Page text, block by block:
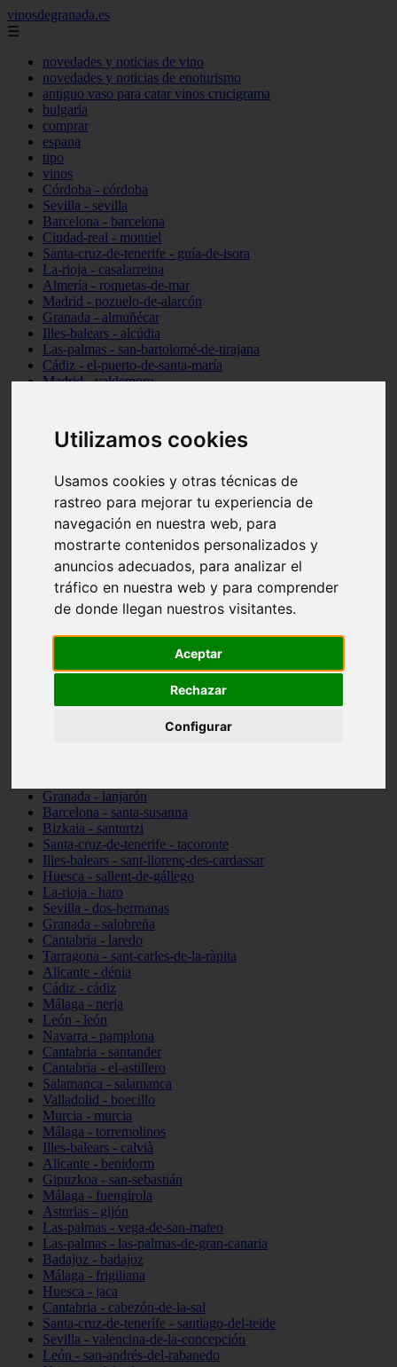
Utilizamos cookies
Usamos cookies y otras técnicas de
rastreo para mejorar tu experiencia de
navegación en nuestra web, para
mostrarte contenidos personalizados y
anuncios adecuados, para analizar el
tráfico en nuestra web y para comprender
de donde llegan nuestros visitantes.
Aceptar
Rechazar
Configurar
vinosdegranada.es
☰
novedades y noticias de vino
novedades y noticias de enoturismo
antiguo vaso para catar vinos crucigrama
bulgaria
comprar
espana
tipo
vinos
Córdoba - córdoba
Sevilla - sevilla
Barcelona - barcelona
Ciudad-real - montiel
Santa-cruz-de-tenerife - guía-de-isora
La-rioja - casalarreina
Almería - roquetas-de-mar
Madrid - pozuelo-de-alarcón
Granada - almuñécar
Illes-balears - alcúdia
Las-palmas - san-bartolomé-de-tirajana
Cádiz - el-puerto-de-santa-maría
Madrid - valdemoro
Cantabria - suances
Sevilla - bormujos
Málaga - júzcar
Huesca - alquézar
Huesca - castejón-de-sos
Lleida - alt-àneu
Córdoba - almedinilla
Navarra - zangoza
Cantabria - arenas-de-iguña
Barcelona - la-pobla-de-lillet
Murcia - cartagena
Madrid - nuevo-baztán
Granada - lanjarón
Barcelona - santa-susanna
Bizkaia - santurtzi
Santa-cruz-de-tenerife - tacoronte
Illes-balears - sant-llorenç-des-cardassar
Huesca - sallent-de-gállego
La-rioja - haro
Sevilla - dos-hermanas
Granada - salobreña
Cantabria - laredo
Tarragona - sant-carles-de-la-ràpita
Alicante - dénia
Cádiz - cádiz
Málaga - nerja
León - león
Navarra - pamplona
Cantabria - santander
Cantabria - el-astillero
Salamanca - salamanca
Valladolid - boecillo
Murcia - murcia
Málaga - torremolinos
Illes-balears - calvià
Alicante - benidorm
Gipuzkoa - san-sebastián
Málaga - fuengirola
Asturias - gijón
Las-palmas - vega-de-san-mateo
Las-palmas - las-palmas-de-gran-canaria
Badajoz - badajoz
Málaga - frigiliana
Huesca - jaca
Cantabria - cabezón-de-la-sal
Santa-cruz-de-tenerife - santiago-del-teide
Sevilla - valencina-de-la-concepción
León - san-andrés-del-rabanedo